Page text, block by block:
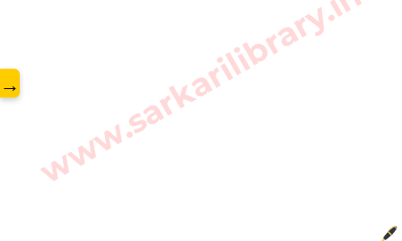
www.sarkarilibrary.in
→